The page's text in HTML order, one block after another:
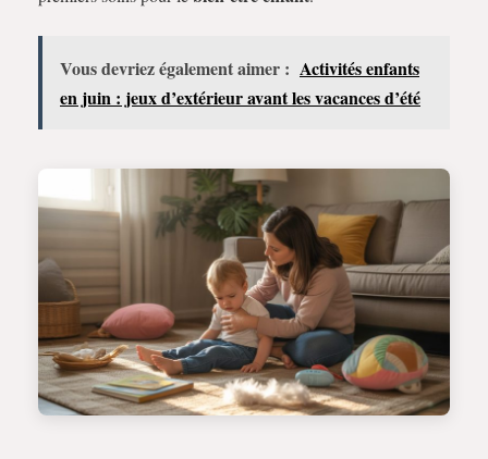
Vous devriez également aimer : Activités enfants
en juin : jeux d’extérieur avant les vacances d’été